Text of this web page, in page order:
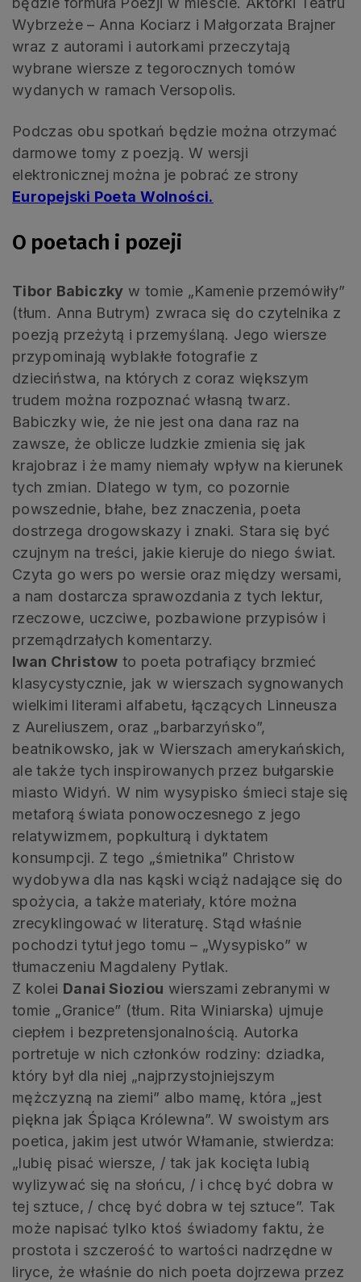
Wybrzeże – Anna Kociarz i Małgorzata Brajner
wraz z autorami i autorkami przeczytają
wybrane wiersze z tegorocznych tomów
wydanych w ramach Versopolis.
Podczas obu spotkań będzie można otrzymać
darmowe tomy z poezją. W wersji
elektronicznej można je pobrać ze strony
Europejski Poeta Wolności.
O poetach i pozeji
Tibor Babiczky w tomie „Kamenie przemówiły”
(tłum. Anna Butrym) zwraca się do czytelnika z
poezją przeżytą i przemyślaną. Jego wiersze
przypominają wyblakłe fotografie z
dzieciństwa, na których z coraz większym
trudem można rozpoznać własną twarz.
Babiczky wie, że nie jest ona dana raz na
zawsze, że oblicze ludzkie zmienia się jak
krajobraz i że mamy niemały wpływ na kierunek
tych zmian. Dlatego w tym, co pozornie
powszednie, błahe, bez znaczenia, poeta
dostrzega drogowskazy i znaki. Stara się być
czujnym na treści, jakie kieruje do niego świat.
Czyta go wers po wersie oraz między wersami,
a nam dostarcza sprawozdania z tych lektur,
rzeczowe, uczciwe, pozbawione przypisów i
przemądrzałych komentarzy.
Iwan Christow to poeta potrafiący brzmieć
klasycystycznie, jak w wierszach sygnowanych
wielkimi literami alfabetu, łączących Linneusza
z Aureliuszem, oraz „barbarzyńsko”,
beatnikowsko, jak w Wierszach amerykańskich,
ale także tych inspirowanych przez bułgarskie
miasto Widyń. W nim wysypisko śmieci staje się
metaforą świata ponowoczesnego z jego
relatywizmem, popkulturą i dyktatem
konsumpcji. Z tego „śmietnika” Christow
wydobywa dla nas kąski wciąż nadające się do
spożycia, a także materiały, które można
zrecyklingować w literaturę. Stąd właśnie
pochodzi tytuł jego tomu – „Wysypisko” w
tłumaczeniu Magdaleny Pytlak.
Z kolei Danai Sioziou wierszami zebranymi w
tomie „Granice” (tłum. Rita Winiarska) ujmuje
ciepłem i bezpretensjonalnością. Autorka
portretuje w nich członków rodziny: dziadka,
który był dla niej „najprzystojniejszym
mężczyzną na ziemi” albo mamę, która „jest
piękna jak Śpiąca Królewna”. W swoistym ars
poetica, jakim jest utwór Włamanie, stwierdza:
„lubię pisać wiersze, / tak jak kocięta lubią
wylizywać się na słońcu, / i chcę być dobra w
tej sztuce, / chcę być dobra w tej sztuce”. Tak
może napisać tylko ktoś świadomy faktu, że
prostota i szczerość to wartości nadrzędne w
liryce, że właśnie do nich poeta dojrzewa przez